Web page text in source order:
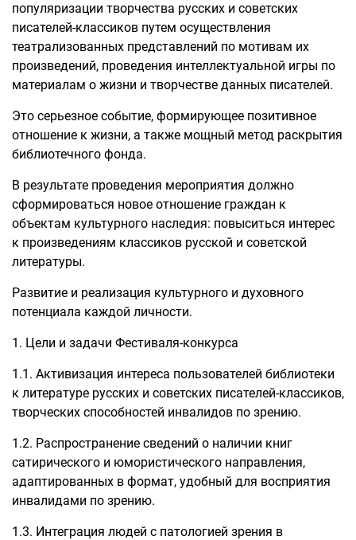
популяризации творчества русских и советских
писателей-классиков путем осуществления
театрализованных представлений по мотивам их
произведений, проведения интеллектуальной игры по
материалам о жизни и творчестве данных писателей.
Это серьезное событие, формирующее позитивное
отношение к жизни, а также мощный метод раскрытия
библиотечного фонда.
В результате проведения мероприятия должно
сформироваться новое отношение граждан к
объектам культурного наследия: повыситься интерес
к произведениям классиков русской и советской
литературы.
Развитие и реализация культурного и духовного
потенциала каждой личности.
1. Цели и задачи Фестиваля-конкурса
1.1. Активизация интереса пользователей библиотеки
к литературе русских и советских писателей-классиков,
творческих способностей инвалидов по зрению.
1.2. Распространение сведений о наличии книг
сатирического и юмористического направления,
адаптированных в формат, удобный для восприятия
инвалидами по зрению.
1.3. Интеграция людей с патологией зрения в